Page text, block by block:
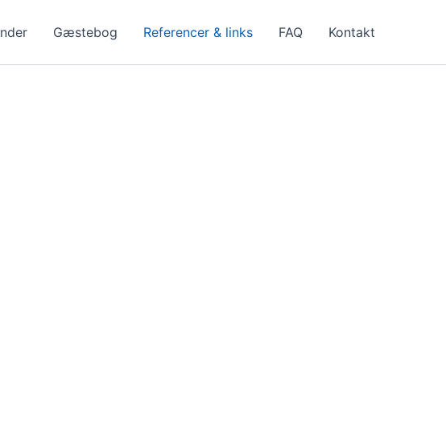
Gæstebog Referencer & links FAQ Kontakt